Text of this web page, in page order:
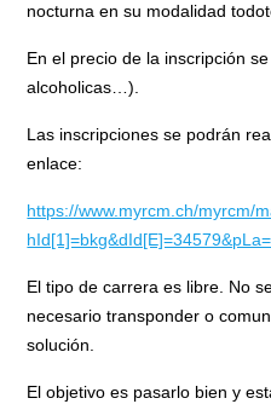
nocturna en su modalidad
En el precio de la inscripción
alcoholicas…).
Las inscripciones se podrán
enlace:
https://www.myrcm.ch/myrcm/
El tipo de carrera es libre. No
necesario transponder o
solución.
El objetivo es pasarlo bien y